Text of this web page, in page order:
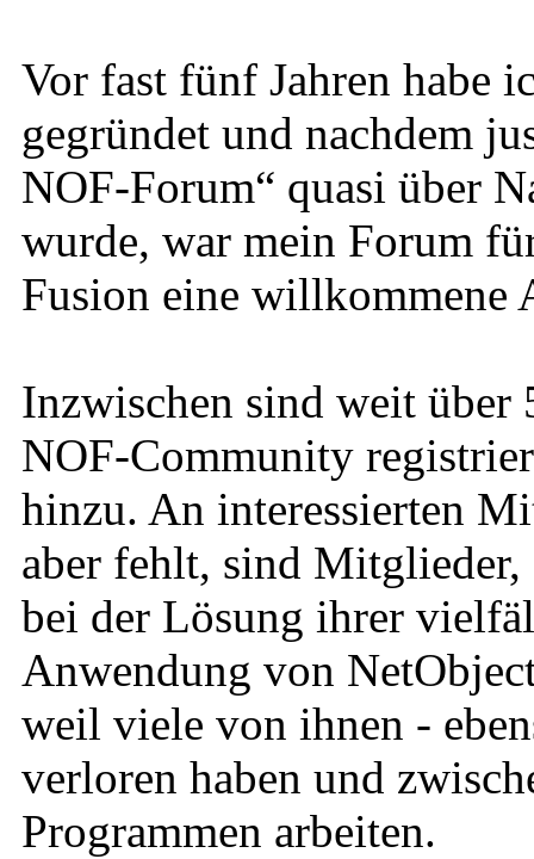
Vor fast fünf Jahren habe
gegründet und nachdem
NOF-Forum“ quasi über
wurde, war mein Forum
Fusion eine willkommene
Inzwischen sind weit über
NOF-Community
hinzu. An interessierten
aber fehlt, sind Mitglieder,
bei der Lösung ihrer
Anwendung von
weil viele von ihnen -
verloren haben und
Programmen arbeiten.